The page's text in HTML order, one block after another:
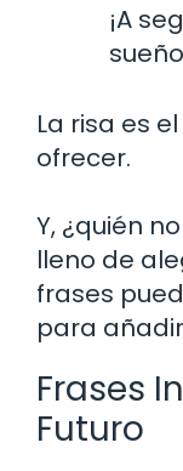
¡A
La risa es
ofrecer.
Y, ¿quién
lleno de
frases
para
Frases
Futuro